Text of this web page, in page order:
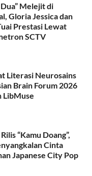
Melejit di
Gloria Jessica dan
Prestasi Lewat
SCTV
Literasi Neurosains
Brain Forum 2026
LibMuse
“Kamu Doang”,
Cinta
Japanese City Pop